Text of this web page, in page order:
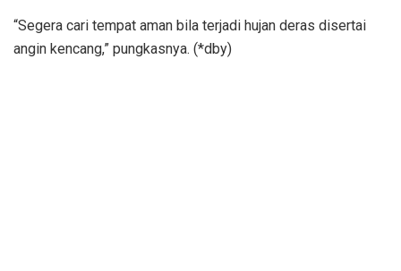
“Segera cari tempat aman bila terjadi hujan deras disertai
angin kencang,” pungkasnya. (*dby)